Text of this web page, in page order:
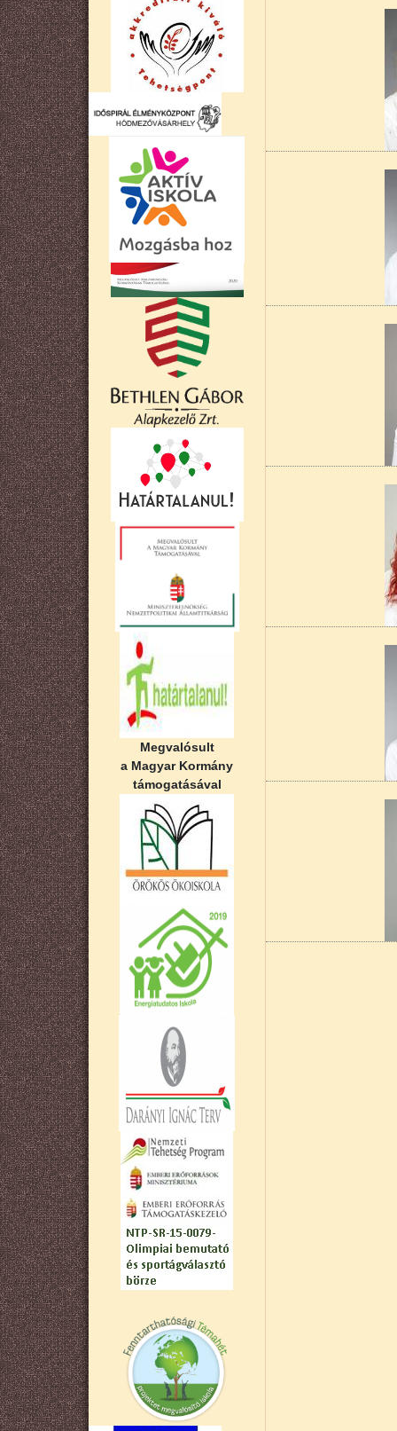
Megvalósult
a Magyar Kormány
támogatásával